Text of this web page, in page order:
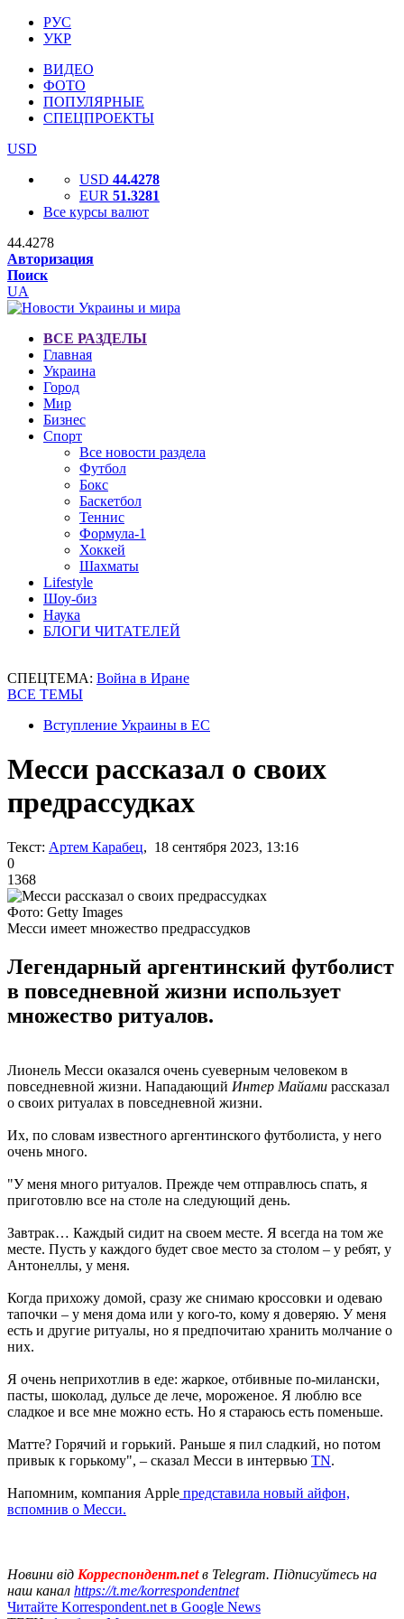
РУС
УКР
ВИДЕО
ФОТО
ПОПУЛЯРНЫЕ
СПЕЦПРОЕКТЫ
USD
USD 44.4278
EUR 51.3281
Все курсы валют
44.4278
Авторизация
Поиск
UA
ВСЕ РАЗДЕЛЫ
Главная
Украина
Город
Мир
Бизнес
Спорт
Все новости раздела
Футбол
Бокс
Баскетбол
Теннис
Формула-1
Хоккей
Шахматы
Lifestyle
Шоу-биз
Наука
БЛОГИ ЧИТАТЕЛЕЙ
СПЕЦТЕМА: Война в Иране
ВСЕ ТЕМЫ
Вступление Украины в ЕС
Месси рассказал о своих
предрассудках
Текст: Артем Карабец, 18 сентября 2023, 13:16
0
1368
Фото: Getty Images
Месси имеет множество предрассудков
Легендарный аргентинский футболист
в повседневной жизни использует
множество ритуалов.
Лионель Месси оказался очень суеверным человеком в
повседневной жизни. Нападающий Интер Майами рассказал
о своих ритуалах в повседневной жизни.
Их, по словам известного аргентинского футболиста, у него
очень много.
"У меня много ритуалов. Прежде чем отправлюсь спать, я
приготовлю все на столе на следующий день.
Завтрак… Каждый сидит на своем месте. Я всегда на том же
месте. Пусть у каждого будет свое место за столом – у ребят, у
Антонеллы, у меня.
Когда прихожу домой, сразу же снимаю кроссовки и одеваю
тапочки – у меня дома или у кого-то, кому я доверяю. У меня
есть и другие ритуалы, но я предпочитаю хранить молчание о
них.
Я очень неприхотлив в еде: жаркое, отбивные по-милански,
пасты, шоколад, дульсе де лече, мороженое. Я люблю все
сладкое и все мне можно есть. Но я стараюсь есть поменьше.
Матте? Горячий и горький. Раньше я пил сладкий, но потом
привык к горькому", – сказал Месси в интервью TN.
Напомним, компания Apple представила новый айфон,
вспомнив о Месси.
Новини від Корреспондент.netв Telegram. Підписуйтесь на
наш канал https://t.me/korrespondentnet
Читайте Korrespondent.net в Google News